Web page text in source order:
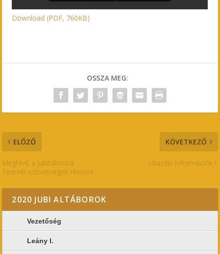
Download (PDF, 760KB)
OSSZA MEG:
ELŐZŐ
Meghívó a Jubitáborba
Testvér-szövetségek részére
KÖVETKEZŐ
Utazási Információk I.
2020 JUBI ALTÁBOROK
Vezetőség
Leány I.